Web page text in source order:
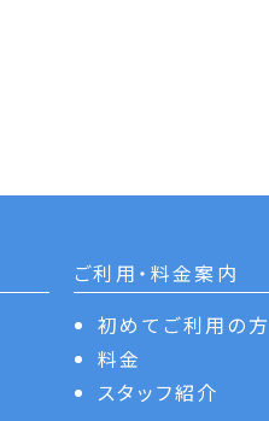
ご利用・料金案内
初めてご利用の方
料金
スタッフ紹介